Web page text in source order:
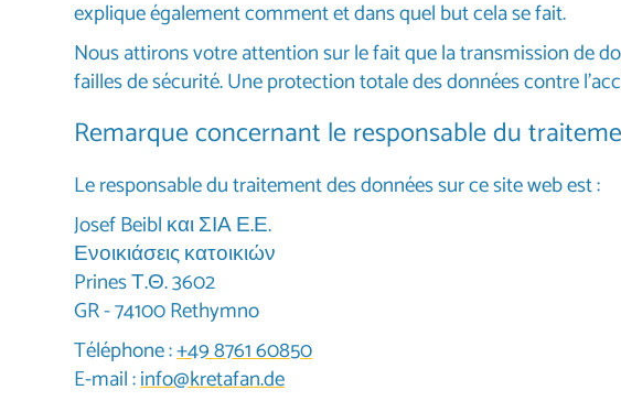
explique également comment et dans quel but cela se fait.
Nous attirons votre attention sur le fait que la transmission de
failles de sécurité. Une protection totale des données contre
Remarque concernant le responsable du
Le responsable du traitement des données sur ce site web est :
Josef Beibl και ΣΙΑ Ε.Ε.
Ενοικιάσεις κατοικιών
Prines Τ.Θ. 3602
GR - 74100 Rethymno
Téléphone :+49 8761 60850
E-mail :info@kretafan.de